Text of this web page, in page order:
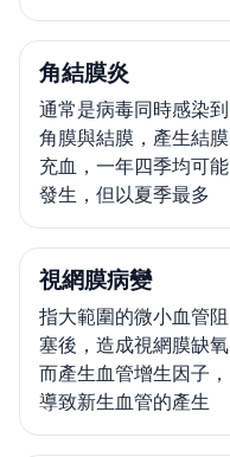
角結膜炎
通常是病毒同時感染到
角膜與結膜，產生結膜
充血，一年四季均可能
發生，但以夏季最多
視網膜病變
指大範圍的微小血管阻
塞後，造成視網膜缺氧
而產生血管增生因子，
導致新生血管的產生